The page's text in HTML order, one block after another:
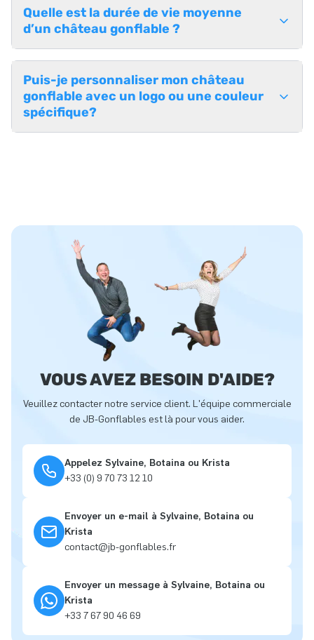
Quelle est la durée de vie moyenne
d’un château gonflable ?
Puis-je personnaliser mon château
gonflable avec un logo ou une couleur
spécifique?
VOUS AVEZ BESOIN D'AIDE?
Veuillez contacter notre service client. L'équipe commerciale
de JB-Gonflables est là pour vous aider.
Appelez Sylvaine, Botaina ou Krista
+33 (0) 9 70 73 12 10
Envoyer un e-mail à Sylvaine, Botaina ou
Krista
contact@jb-gonflables.fr
Envoyer un message à Sylvaine, Botaina ou
Krista
+33 7 67 90 46 69